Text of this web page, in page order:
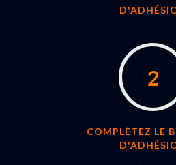
2
COMPLÉTEZ LE